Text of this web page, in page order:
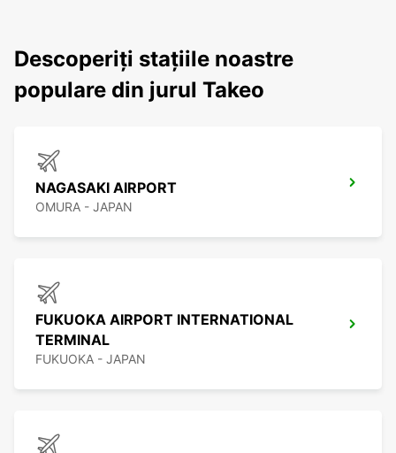
Descoperiți stațiile noastre
populare din jurul Takeo
NAGASAKI AIRPORT
OMURA - JAPAN
FUKUOKA AIRPORT INTERNATIONAL
TERMINAL
FUKUOKA - JAPAN